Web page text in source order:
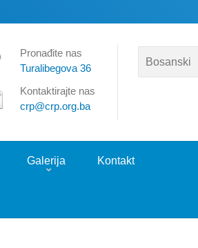
Pronađite nas
Turalibegova 36
Kontaktirajte nas
crp@crp.org.ba
Galerija Kontakt